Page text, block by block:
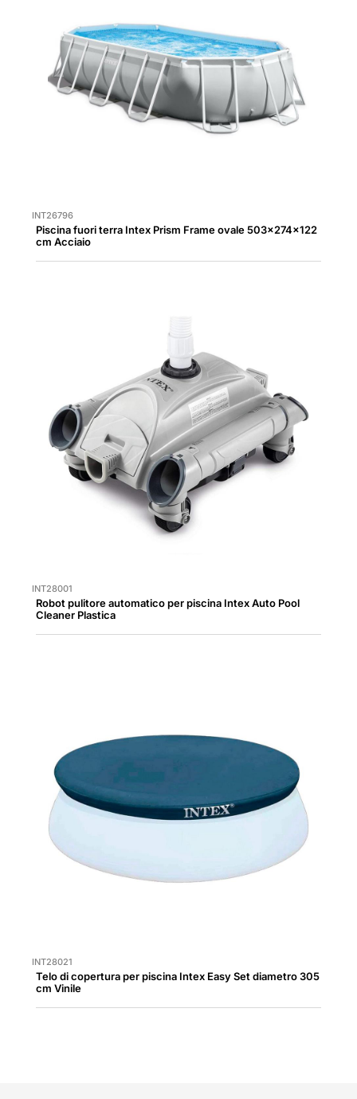
INT26796
Piscina fuori terra Intex Prism Frame ovale 503x274x122
cm Acciaio
INT28001
Robot pulitore automatico per piscina Intex Auto Pool
Cleaner Plastica
INT28021
Telo di copertura per piscina Intex Easy Set diametro 305
cm Vinile